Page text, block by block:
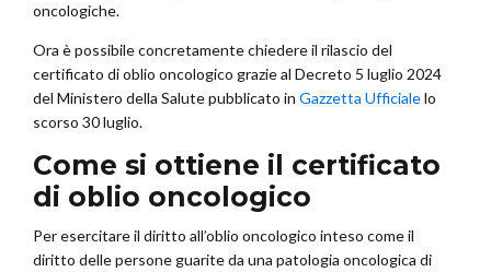
oncologiche.
Ora è possibile concretamente chiedere il rilascio del
certificato di oblio oncologico grazie al Decreto 5 luglio 2024
del Ministero della Salute pubblicato in Gazzetta Ufficialelo
scorso 30 luglio.
Come si ottiene il certificato
di oblio oncologico
Per esercitare il diritto all’oblio oncologico inteso come il
diritto delle persone guarite da una patologia oncologica di